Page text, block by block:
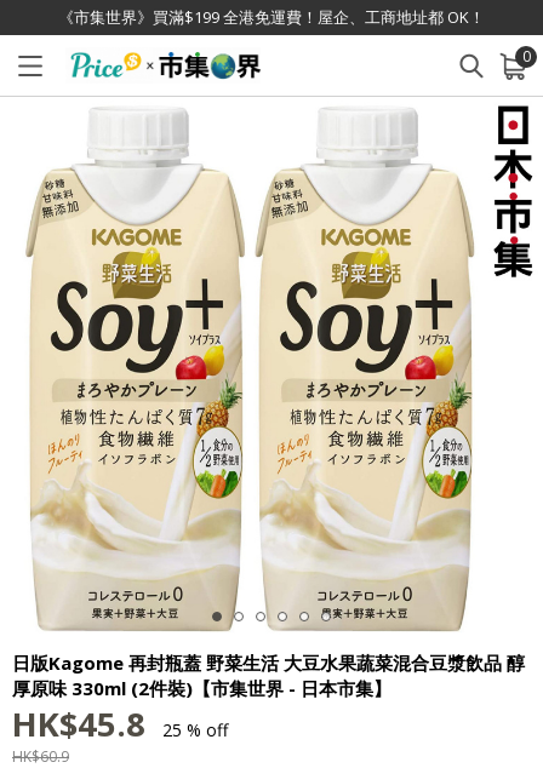
《市集世界》買滿$199 全港免運費！屋企、工商地址都 OK！
0
已加入購物車 查看
日版Kagome 再封瓶蓋 野菜生活 大豆水果蔬菜混合豆漿飲品 醇
厚原味 330ml (2件裝)【市集世界 - 日本市集】
HK$45.8 25 % off
HK$60.9